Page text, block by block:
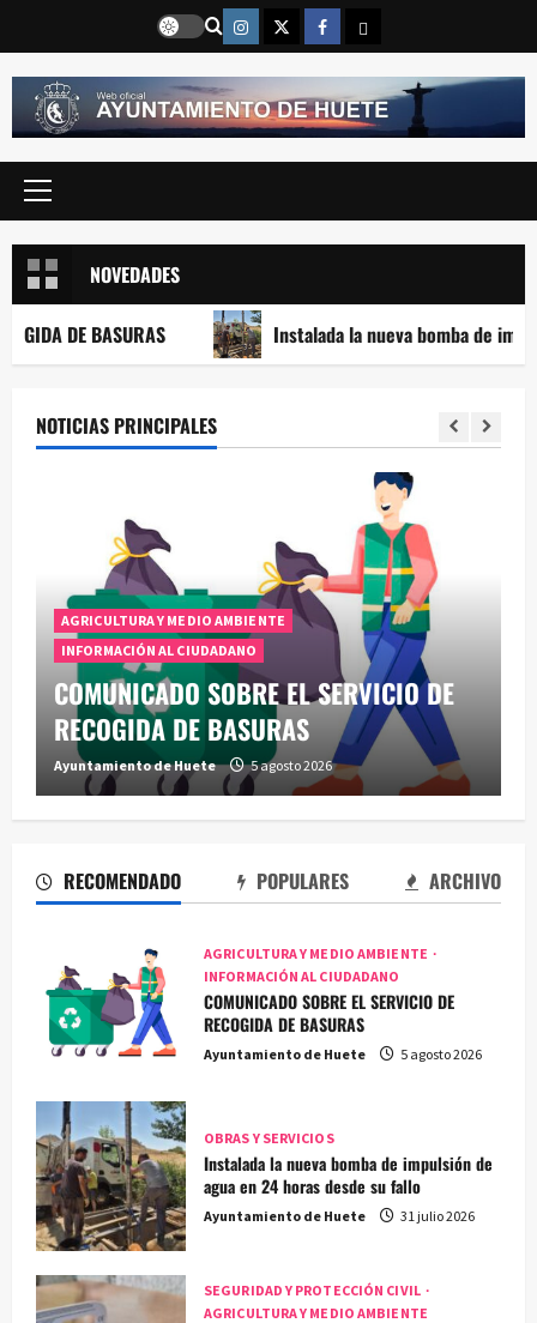
contenido
Instragram
TwitterFacebook
Email
Menú
NOVEDADES
BASURAS Instalada la nueva bomba de impulsión de
NOTICIAS PRINCIPALES
OBRAS Y SERVICIOS
Instalada la nueva bomba de impulsión
de agua en 24 horas desde su fallo
Ayuntamiento de Huete 31 julio 2026
RECOMENDADO POPULARES ARCHIVO
AGRICULTURA Y MEDIO AMBIENTE
INFORMACIÓN AL CIUDADANO
COMUNICADO SOBRE EL SERVICIO DE
RECOGIDA DE BASURAS
Ayuntamiento de Huete 5 agosto 2026
OBRAS Y SERVICIOS
Instalada la nueva bomba de impulsión de
agua en 24 horas desde su fallo
Ayuntamiento de Huete 31 julio 2026
SEGURIDAD Y PROTECCIÓN CIVIL
AGRICULTURA Y MEDIO AMBIENTE